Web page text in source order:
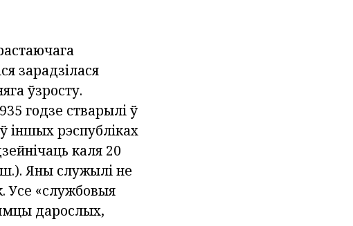
зарадзілася
ўзросту.
годзе стварылі ў
іншых рэспубліках
каля 20
Яны служылі не
Усе «службовыя
дарослых,